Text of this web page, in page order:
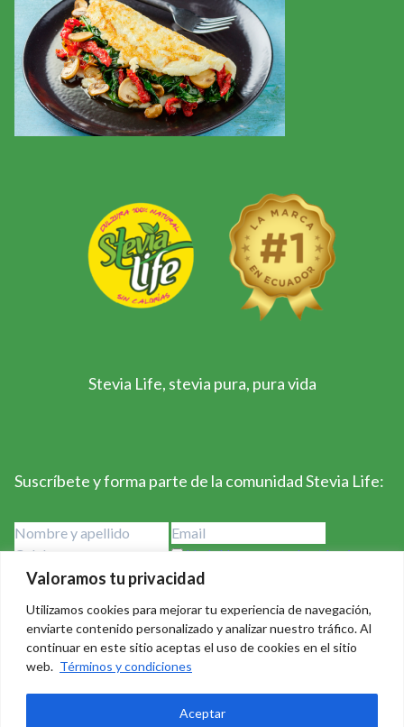
Valoramos tu privacidad
Utilizamos cookies para mejorar tu experiencia de navegación,
enviarte contenido personalizado y analizar nuestro tráfico. Al
continuar en este sitio aceptas el uso de cookies en el sitio
web. Términos y condiciones
Aceptar
Stevia Life, stevia pura, pura vida
Suscríbete y forma parte de la comunidad Stevia Life:
He leído y acepto los términos y
condiciones
Stevia Life 2023-2024 - Derechos Reservados Creado por
Política de privacidad